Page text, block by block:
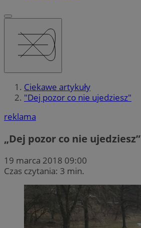
Ciekawe artykuły
"Dej pozor co nie ujedziesz"
reklama
„Dej pozor co nie ujedziesz”
19 marca 2018 09:00
Czas czytania: 3 min.